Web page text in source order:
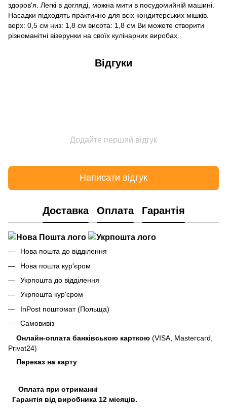
здоров'я. Легкі в догляді, можна мити в посудомийній машині.
Насадки підходять практично для всіх кондитерських мішків.
верх: 0,5 см низ: 1,8 см висота: 1,8 см Ви можете створити
різноманітні візерунки на своїх кулінарних виробах.
Відгуки
Додайте перший відгук
Написати відгук
Доставка Оплата Гарантія
Нова пошта до відділення
Нова пошта кур'єром
Укрпошта до відділення
Укрпошта кур'єром
InPost поштомат (Польща)
Самовивіз
Онлайн-оплата банківською карткою (VISA, Mastercard,
Privat24)
Переказ на карту
Оплата при отриманні
Гарантія від виробника 12 місяців.